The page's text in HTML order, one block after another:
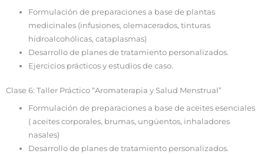
Formulación de preparaciones a base de plantas
medicinales (infusiones, olemacerados, tinturas
hidroalcohólicas, cataplasmas)
Desarrollo de planes de tratamiento personalizados.
Ejercicios prácticos y estudios de caso.
Clase 6: Taller Práctico “Aromaterapia y Salud Menstrual”
Formulación de preparaciones a base de aceites esenciales
( aceites corporales, brumas, ungüentos, inhaladores
nasales)
Desarrollo de planes de tratamiento personalizados.